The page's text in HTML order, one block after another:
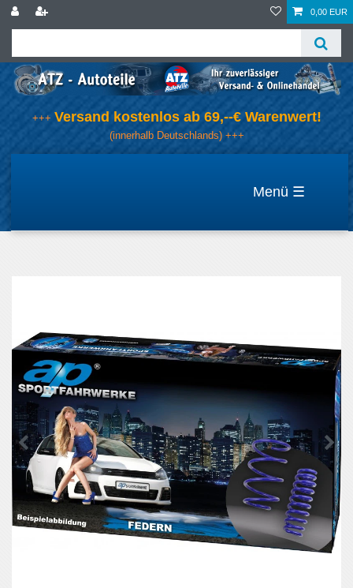
0,00 EUR
+++ Versand kostenlos ab 69,--€ Warenwert!
(innerhalb Deutschlands) +++
☰